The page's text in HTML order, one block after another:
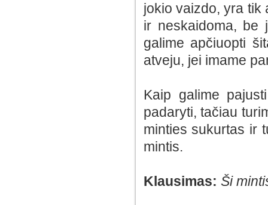
jokio vaizdo, yra tik
ir neskaidoma, be
galime apčiuopti
atveju, jei imame
Kaip galime
padaryti, tačiau
minties sukurtas ir
mintis.
Klausimas: Ši